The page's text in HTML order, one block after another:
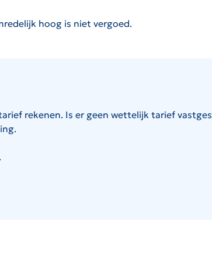
hoog is niet vergoed.
rekenen. Is er geen wettelijk tarief